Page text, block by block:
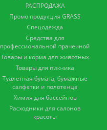
РАСПРОДАЖА
Промо продукция GRASS
Спецодежда
Средства для
профессиональной прачечной
Товары и корма для животных
Товары для пикника
Туалетная бумага, бумажные
салфетки и полотенца
Химия для бассейнов
Расходники для салонов
красоты